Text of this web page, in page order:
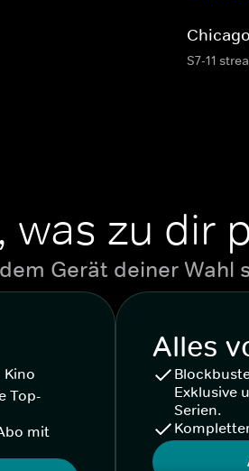
S7-11
was zu dir
Gerät deiner Wahl
Kino
Top-
mit
Alles
Exklusive
Serien.